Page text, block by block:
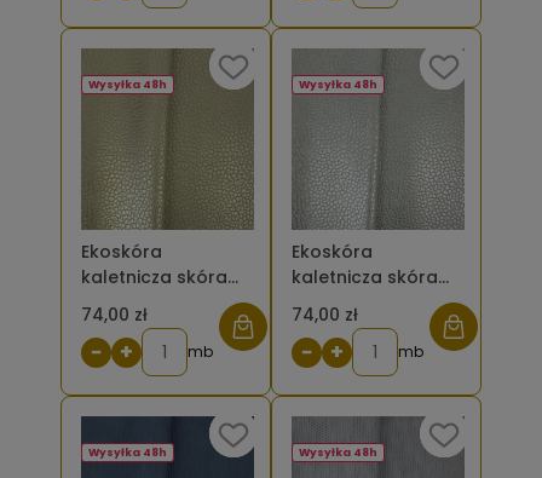
Ekoskóra
kaletnicza skóra
zwierzęca złota
74,00 zł
Wysyłka 48h
− + mb
Ekoskóra
kaletnicza skóra
zwierzęca srebrna
74,00 zł
Wysyłka 48h
− + mb
Wysyłka 48h Wysyłka 48h